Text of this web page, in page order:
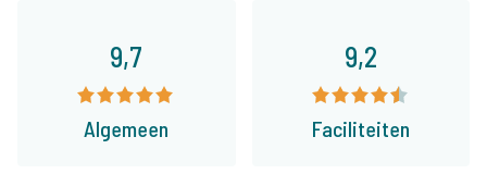
9,7
Algemeen
9,2
Faciliteiten